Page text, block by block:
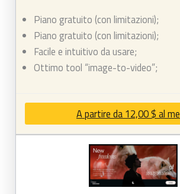
Piano gratuito (con limitazioni);
Piano gratuito (con limitazioni);
Facile e intuitivo da usare;
Ottimo tool “image-to-video”;
A partire da 12,00 $ al